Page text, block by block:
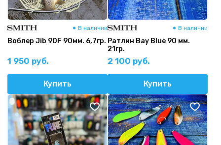
В наличии
Воблер Jib 90F 90мм. 6,7гр.
1 950 руб.
Купить
В наличии
Ратлин Bay Blue 90 мм.
21гр.
2 100 руб.
Купить